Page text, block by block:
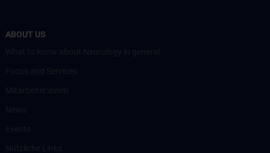
ABOUT US